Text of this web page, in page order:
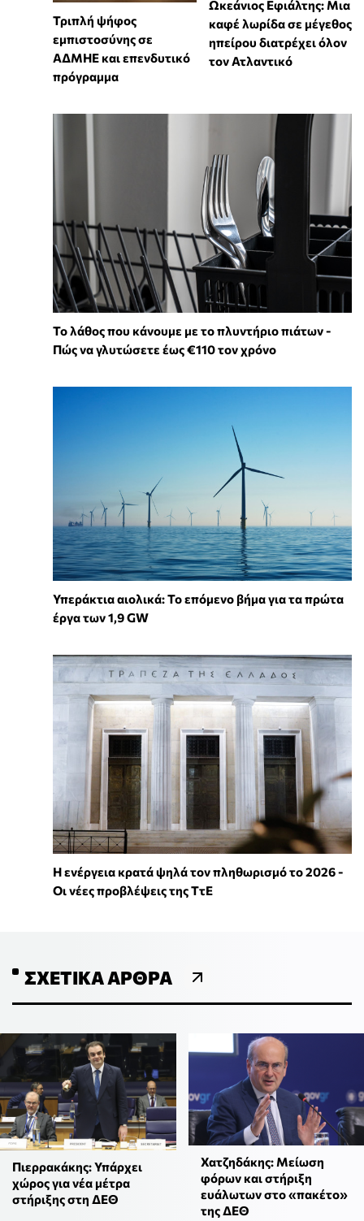
Τριπλή ψήφος
εμπιστοσύνης σε
ΑΔΜΗΕ και επενδυτικό
πρόγραμμα
Ωκεάνιος Εφιάλτης: Μια
καφέ λωρίδα σε μέγεθος
ηπείρου διατρέχει όλον
τον Ατλαντικό
Το λάθος που κάνουμε με το πλυντήριο πιάτων -
Πώς να γλυτώσετε έως €110 τον χρόνο
Υπεράκτια αιολικά: Το επόμενο βήμα για τα πρώτα
έργα των 1,9 GW
Η ενέργεια κρατά ψηλά τον πληθωρισμό το 2026 -
Οι νέες προβλέψεις της ΤτΕ
ΣΧΕΤΙΚΆ ΆΡΘΡΑ
Πιερρακάκης: Υπάρχει
χώρος για νέα μέτρα
στήριξης στη ΔΕΘ
Χατζηδάκης: Μείωση
φόρων και στήριξη
ευάλωτων στο «πακέτο»
της ΔΕΘ